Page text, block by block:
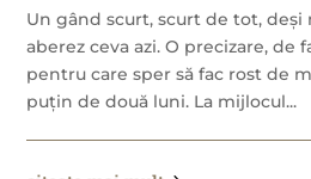
Un gând scurt, scurt de tot, deși
aberez ceva azi. O precizare, de
pentru care sper să fac rost de
puțin de două luni. La mijlocul...